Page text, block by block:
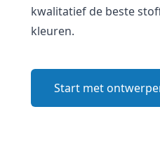
kwalitatief de beste
kleuren.
Start met